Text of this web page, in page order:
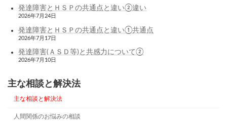
発達障害とＨＳＰの共通点と違い②違い
2026年7月24日
発達障害とＨＳＰの共通点と違い①共通点
2026年7月17日
発達障害(ＡＳＤ等)と共感力について②
2026年7月10日
主な相談と解決法
主な相談と解決法
人間関係のお悩みの相談